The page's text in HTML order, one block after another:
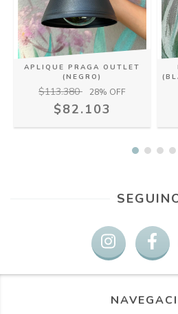
APLIQUE PRAGA OUTLET
(NEGRO)
$113.380 28% OFF
$82.103